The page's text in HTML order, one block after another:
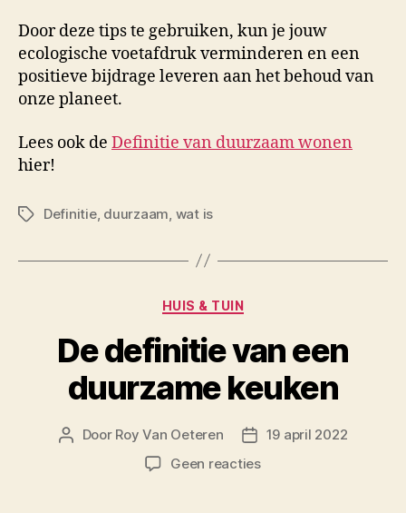
Door deze tips te gebruiken, kun je jouw
ecologische voetafdruk verminderen en een
positieve bijdrage leveren aan het behoud van
onze planeet.
Lees ook de Definitie van duurzaam wonen
hier!
TagsDefinitie, duurzaam, wat is
Categorieën
HUIS & TUIN
De definitie van een
duurzame keuken
Berichtauteur
Door Roy Van Oeteren Berichtdatum
19 april 2022
Geen reactiesop